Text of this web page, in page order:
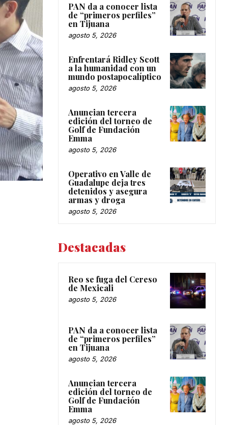
PAN da a conocer lista
de “primeros perfiles”
en Tijuana
agosto 5, 2026
Enfrentará Ridley Scott
a la humanidad con un
mundo postapocalíptico
agosto 5, 2026
Anuncian tercera
edición del torneo de
Golf de Fundación
Emma
agosto 5, 2026
Operativo en Valle de
Guadalupe deja tres
detenidos y asegura
armas y droga
agosto 5, 2026
Destacadas
Reo se fuga del Cereso
de Mexicali
agosto 5, 2026
PAN da a conocer lista
de “primeros perfiles”
en Tijuana
agosto 5, 2026
Anuncian tercera
edición del torneo de
Golf de Fundación
Emma
agosto 5, 2026